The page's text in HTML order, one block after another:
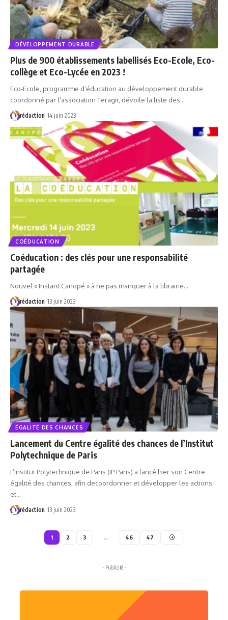
DÉVELOPPEMENT DURABLE
Plus de 900 établissements labellisés Eco-Ecole, Eco-
collège et Eco-Lycée en 2023 !
Eco-Ecole, programme d’éducation au développement durable
coordonné par l’association Teragir, dévoile la liste des…
rédaction 14 juin 2023
COÉDUCATION
Coéducation : des clés pour une responsabilité
partagée
Nouvel « Instant Canopé » à ne pas manquer à la librairie…
rédaction 13 juin 2023
ÉGALITÉ DES CHANCES
Lancement du Centre égalité des chances de l’Institut
Polytechnique de Paris
L’Institut Polytechnique de Paris (IP Paris) a lancé hier son Centre
égalité des chances, afin decoordonner et développer les actions
et…
rédaction 13 juin 2023
1 2 3 … 46 47
- Publicité -